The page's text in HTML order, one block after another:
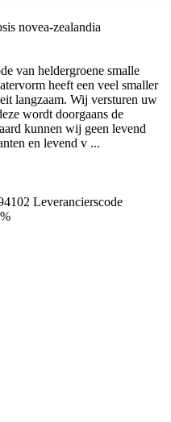
novea-zealandia
van heldergroene smalle
heeft een veel smaller
langzaam. Wij versturen uw
wordt doorgaans de
kunnen wij geen levend
en levend v ...
Leverancierscode